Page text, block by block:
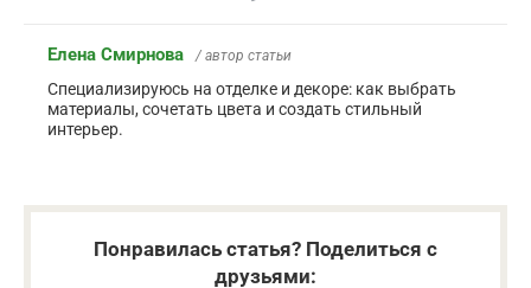
Елена Смирнова / автор статьи
Специализируюсь на отделке и декоре: как выбрать
материалы, сочетать цвета и создать стильный
интерьер.
Понравилась статья? Поделиться с
друзьями: